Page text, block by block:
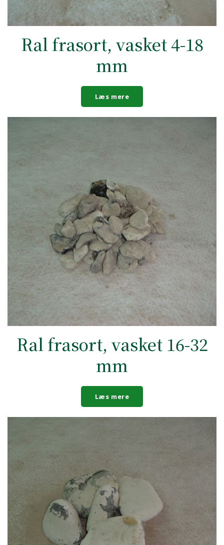
Ral frasort, vasket 4-18
mm
Læs mere
Ral frasort, vasket 16-32
mm
Læs mere